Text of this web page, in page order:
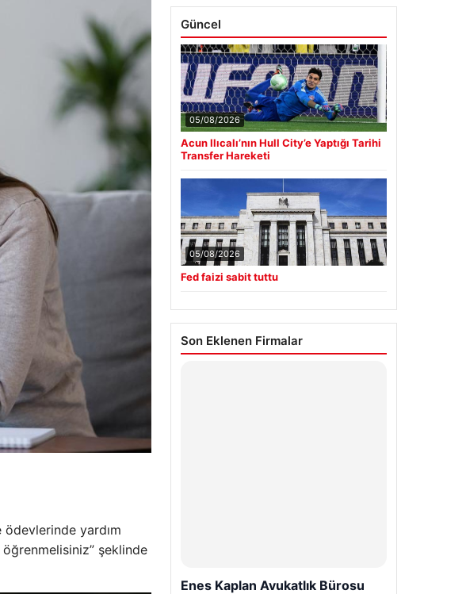
ödevlerinde yardım
öğrenmelisiniz” şeklinde
Güncel
05/08/2026
Acun Ilıcalı’nın Hull City’e Yaptığı Tarihi
Transfer Hareketi
05/08/2026
Fed faizi sabit tuttu
Son Eklenen Firmalar
Enes Kaplan Avukatlık Bürosu